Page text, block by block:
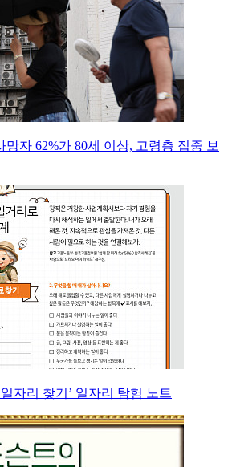
망자 62%가 80세 이상, 고령층 집중 보
자리 찾기’ 일자리 탐험 노트